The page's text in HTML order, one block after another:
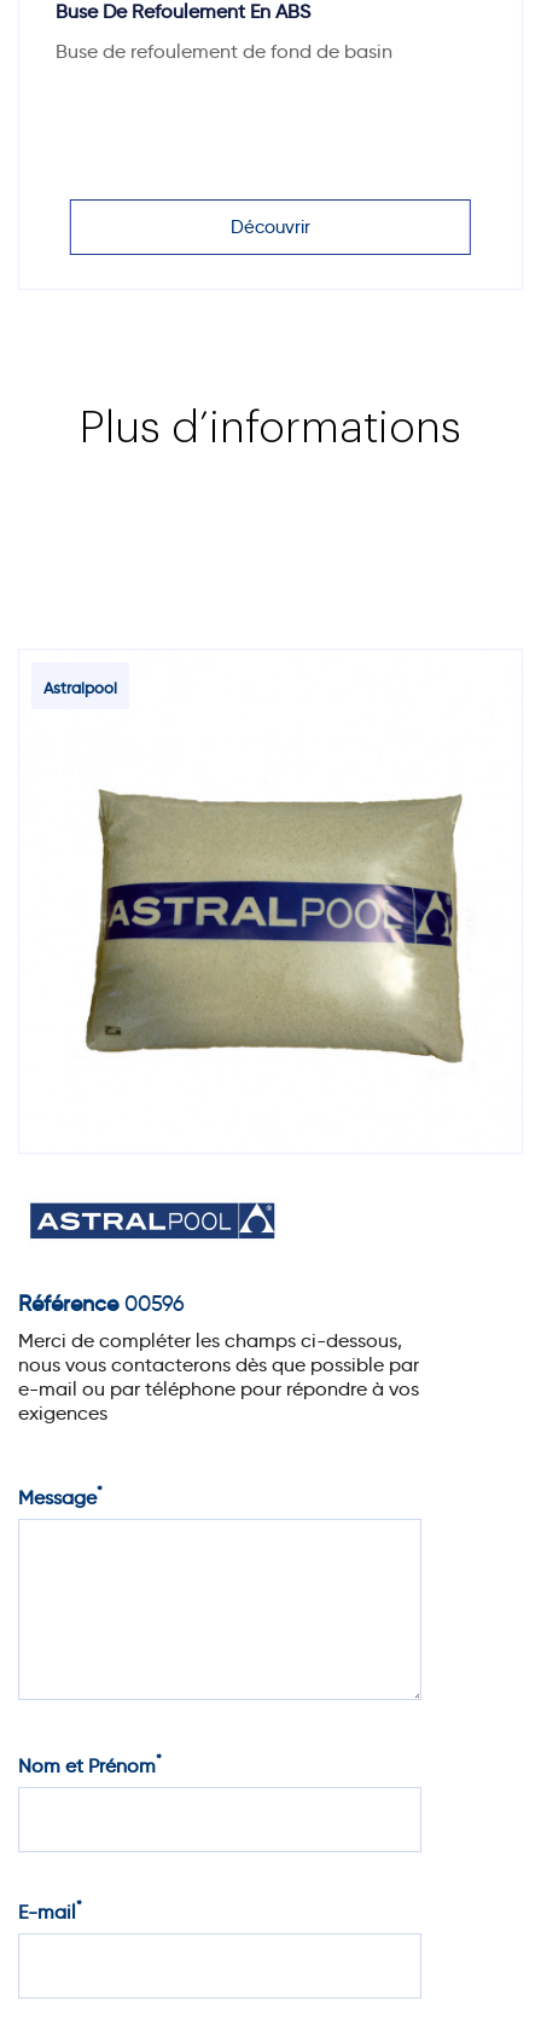
Buse De Refoulement En ABS
Buse de refoulement de fond de basin
Découvrir
Plus d’informations
Astralpool
Référence 00596
Merci de compléter les champs ci-dessous,
nous vous contacterons dès que possible par
e-mail ou par téléphone pour répondre à vos
exigences
Message*
Nom et Prénom*
E-mail *